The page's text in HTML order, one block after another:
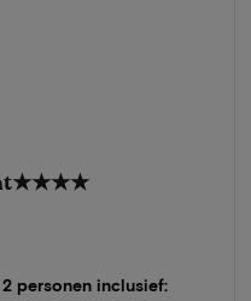
★★★★
personen inclusief: